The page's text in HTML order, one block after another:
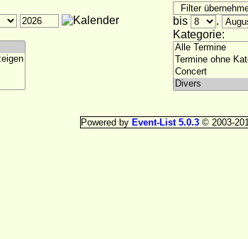
bis
.
Kategorie:
Powered by Event-List 5.0.3© 2003-